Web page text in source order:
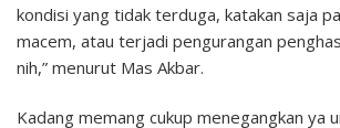
kondisi yang tidak terduga, katakan saja
macem, atau terjadi pengurangan
nih,” menurut Mas Akbar.
Kadang memang cukup menegangkan ya